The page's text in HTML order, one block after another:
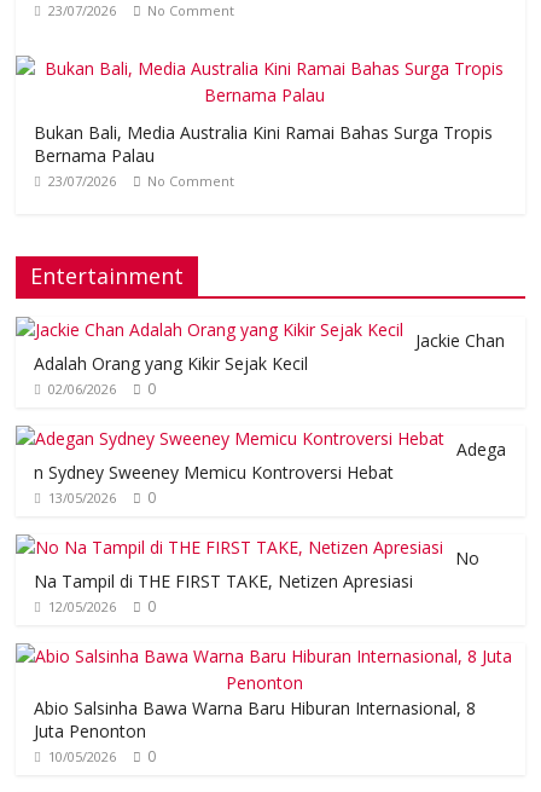
23/07/2026 No Comment
Bukan Bali, Media Australia Kini Ramai Bahas Surga Tropis
Bernama Palau
23/07/2026 No Comment
Entertainment
Jackie Chan
Adalah Orang yang Kikir Sejak Kecil
02/06/2026 0
Adega
n Sydney Sweeney Memicu Kontroversi Hebat
13/05/2026 0
No
Na Tampil di THE FIRST TAKE, Netizen Apresiasi
12/05/2026 0
Abio Salsinha Bawa Warna Baru Hiburan Internasional, 8
Juta Penonton
10/05/2026 0